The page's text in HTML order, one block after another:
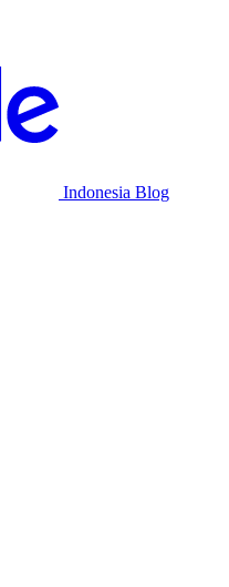
Indonesia Blog